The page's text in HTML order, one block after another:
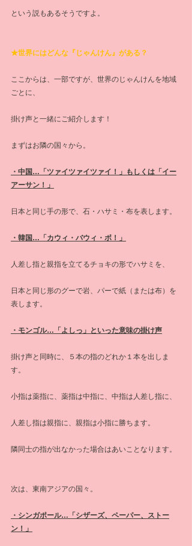
という説もあるそうですよ。
★世界にはどんな『じゃんけん』がある？
ここからは、一部ですが、世界のじゃんけんを地域
ごとに、
掛け声と一緒にご紹介します！
まずはお隣の国々から。
・中国…「ツァイツァイツァイ！」もしくは「イー
アーサン！」
日本と同じ手の形で、石・ハサミ・布を表します。
・韓国…「カウィ・バウィ・ボ！」
人差し指と親指を立てるチョキの形でハサミを、
日本と同じ形のグーで岩、パーで紙（または布）を
表します。
・モンゴル…「よしっ」といった意味の掛け声
掛け声と同時に、５本の指のどれか１本を出しま
す。
小指は薬指に、薬指は中指に、中指は人差し指に、
人差し指は親指に、親指は小指に勝ちます。
隣同士の指が出なかった場合はあいことなります。
次は、東南アジアの国々。
・シンガポール…「シザーズ、ペーパー、ストー
ン！」